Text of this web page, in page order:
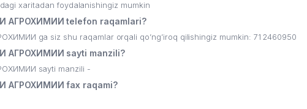
UNIVERSITETI INFORMATSIYA RESURS MARKAZI
xaritadan foydalanishingiz mumkin
И АГРОХИМИИ telefon raqamlari?
ga siz shu raqamlar orqali qo’ng’iroq qilishingiz mumkin: 71 2460950
И АГРОХИМИИ sayti manzili?
sayti manzili -
И АГРОХИМИИ fax raqami?